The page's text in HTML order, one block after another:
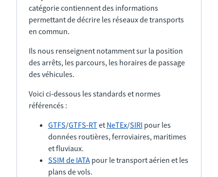
catégorie contiennent des informations
permettant de décrire les réseaux de transports
en commun.
Ils nous renseignent notamment sur la position
des arrêts, les parcours, les horaires de passage
des véhicules.
Voici ci-dessous les standards et normes
référencés :
GTFS/GTFS-RTet NeTEx/SIRI pour les
données routières, ferroviaires, maritimes
et fluviaux.
SSIM de IATApour le transport aérien et les
plans de vols.